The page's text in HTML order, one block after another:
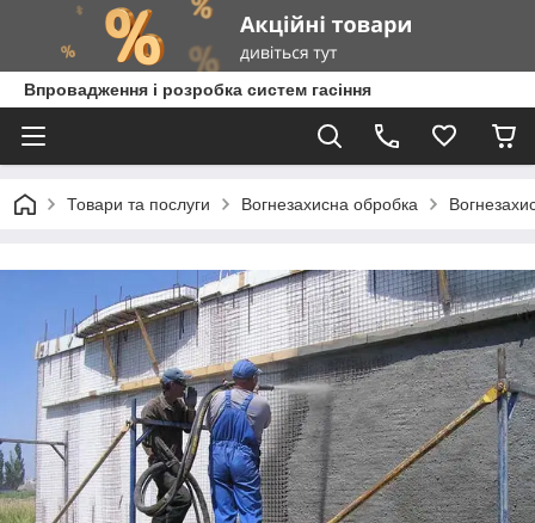
Впровадження і розробка систем гасіння
Товари та послуги Вогнезахисна обробка